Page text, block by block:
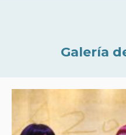
Galería